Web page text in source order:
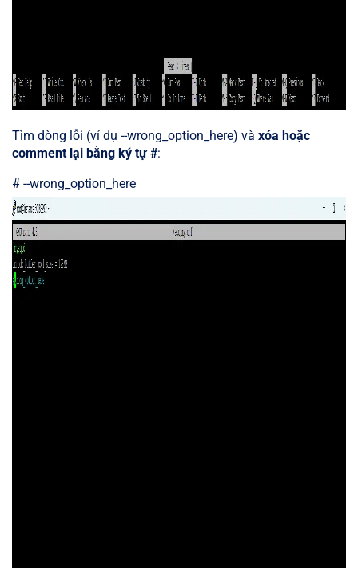
Tìm dòng lỗi (ví dụ --wrong_option_here) và xóa hoặc
comment lại bằng ký tự #:
# --wrong_option_here